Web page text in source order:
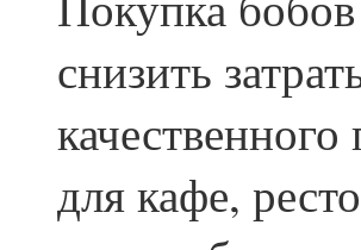
снизить
для кафе,